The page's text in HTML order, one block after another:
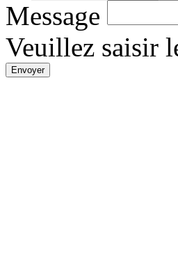
Message
Veuillez saisir
Envoyer